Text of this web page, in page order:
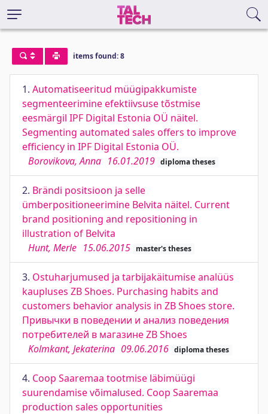
items found: 8
1. Automatiseeritud müügipakkumiste
segmenteerimine efektiivsuse tõstmise
eesmärgil IPF Digital Estonia OÜ näitel.
Segmenting automated sales offers to improve
efficiency in IPF Digital Estonia OÜ.
Borovikova, Anna 16.01.2019 diploma theses
2. Brändi positsioon ja selle
ümberpositioneerimine Belvita näitel. Current
brand positioning and repositioning in
illustration of Belvita
Hunt, Merle 15.06.2015 master's theses
3. Ostuharjumused ja tarbijakäitumise analüüs
kaupluses ZB Shoes. Purchasing habits and
customers behavior analysis in ZB Shoes store.
Привычки в поведении и анализ поведения
потребителей в магазине ZB Shoes
Kolmkant, Jekaterina 09.06.2016 diploma theses
4. Coop Saaremaa tootmise läbimüügi
suurendamise võimalused. Coop Saaremaa
production sales opportunities